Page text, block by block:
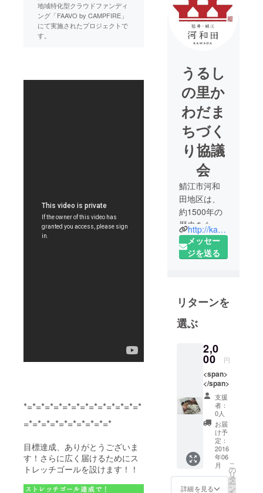
地域特化型クラウドファンディ
ング「FAAVO by CAMPFIRE」
にて実施されたプロジェクトで
す。
*=*=*=*=*=*=*=*=*=*=*=*=*=*
=*=*=*=*=*=*=*=*=*=*
目標達成、ありがとうございま
す！さらに広く届けるためにス
トレッチゴールを設けます！！
うるし
の里か
わだま
ちづく
り協議
会
鯖江市河和
田地区は、
約1500年の
歴史をもつ
越前漆器を
はじめとす
は、これま
で育んでき
た歴史や文
に活かし、
「モノ・マ
チ・コト・
ヒト」と
いった切り
口から河和
田地区の認
知度向上と
交流人口の
拡大を目指
していま
http://kawada-t.jp/
メッセー
ジを送る
リターンを
選ぶ
2,0
00 円
<span>
</span>
支援
者：
0人
お届
け予
定：
2016
年06
月
詳細を見る
こ
の
リ
タ
ー
ン